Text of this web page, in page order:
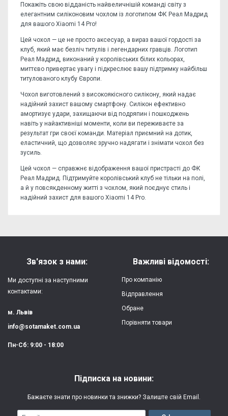
Покажіть свою відданість найвеличнішій команді світу з
елегантним силіконовим чохлом із логотипом ФК Реал Мадрид
для вашого Xiaomi 14 Pro!
Цей чохол — це не просто аксесуар, а вираз вашої гордості за
клуб, який має безліч титулів і легендарних гравців. Логотип
Реал Мадрид, виконаний у королівських білих кольорах,
миттєво привертає увагу і підкреслює вашу підтримку найбільш
титулованого клубу Європи.
Чохол виготовлений з високоякісного силікону, який надає
надійний захист вашому смартфону. Силікон ефективно
амортизує удари, захищаючи від подряпин і пошкоджень
навіть у найактивніші моменти, коли ви переживаєте за
результат гри своєї команди. Матеріал приємний на дотик,
еластичний, що дозволяє зручно надягати і знімати чохол без
зусиль.
Цей чохол — справжнє відображення вашої пристрасті до ФК
Реал Мадрид. Підтримуйте королівський клуб не тільки на полі,
а й у повсякденному житті з чохлом, який поєднує стиль і
надійний захист для вашого Xiaomi 14 Pro.
Захист:
від ударів,
Якість:
яскрава, чітка
Особливості:
(вологостійкий, гнучкий)
Напишіть відгук або думку
Зв'язок з нами:
Ми доступні за наступними
контактами:
м. Львів
info@sotamaket.com.ua
Пн-Сб: 9:00 - 18:00
Важливі відомості:
Про компанію
Відправлення
Обране
Порівняти товари
Підписка на новини:
Бажаєте знати про новинки та знижки? Залиште свій Email.